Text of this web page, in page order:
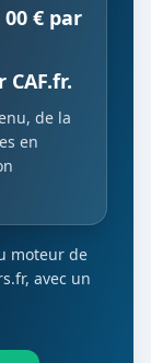
€ par
de la
en
moteur de
avec un